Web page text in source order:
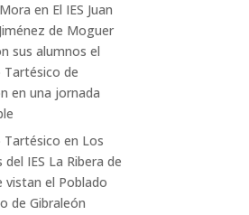
en El IES Juan
de Moguer
sus alumnos el
Tartésico de
en una jornada
Tartésico en Los
IES La Ribera de
vistan el Poblado
de Gibraleón